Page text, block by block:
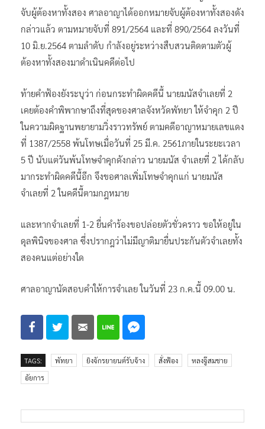
จับผู้ต้องหาทั้งสอง ศาลอาญาได้ออกหมายจับผู้ต้องหาทั้งสองดัง
กล่าวแล้ว ตามหมายจับที่ 891/2564 และที่ 890/2564 ลงวันที่
10 มิ.ย.2564 ตามลำดับ กำลังอยู่ระหว่างสืบสวนติดตามตัวผู้
ต้องหาทั้งสองมาดำเนินคดีต่อไป
ท้ายคำฟ้องยังระบุว่า ก่อนกระทำผิดคดีนี้ นายมนัสจำเลยที่ 2
เคยต้องคำพิพากษาถึงที่สุดของศาลจังหวัดพัทยา ให้จำคุก 2 ปี
ในความผิดฐานพยายามวิ่งราวทรัพย์ ตามคดีอาญาหมายเลขแดง
ที่ 1387/2558 พ้นโทษเมื่อวันที่ 25 มี.ค. 2561ภายในระยะเวลา
5 ปี นับแต่วันพ้นโทษจำคุกดังกล่าว นายมนัส จำเลยที่ 2 ได้กลับ
มากระทำผิดคดีนี้อีก จึงขอศาลเพิ่มโทษจำคุกแก่ นายมนัส
จำเลยที่ 2 ในคดีนี้ตามกฎหมาย
และหากจำเลยที่ 1-2 ยื่นคำร้องขอปล่อยตัวชั่วคราว ขอให้อยู่ใน
ดุลพินิจของศาล ซึ่งปรากฎว่าไม่มีญาติมายื่นประกันตัวจำเลยทั้ง
สองคนแต่อย่างใด
ศาลอาญานัดสอบคำให้การจำเลย ในวันที่ 23 ก.ค.นี้ 09.00 น.
TAGS: พัทยา ยิงจักรยายนต์รับจ้าง สั่งฟ้อง
หลงจู๊สมชาย
อัยการ